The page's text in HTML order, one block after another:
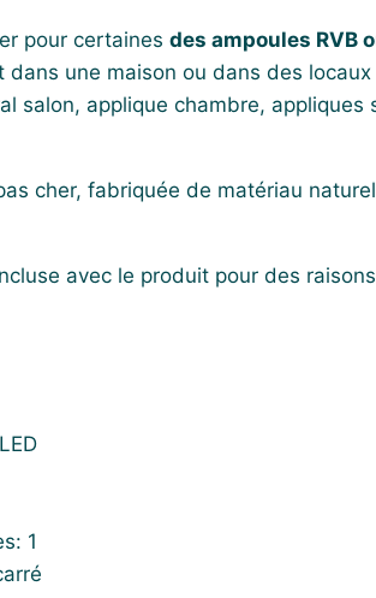
pour certaines des ampoules RVB
dans une maison ou dans des
salon, applique chambre,
cher, fabriquée de matériau
avec le produit pour des
1